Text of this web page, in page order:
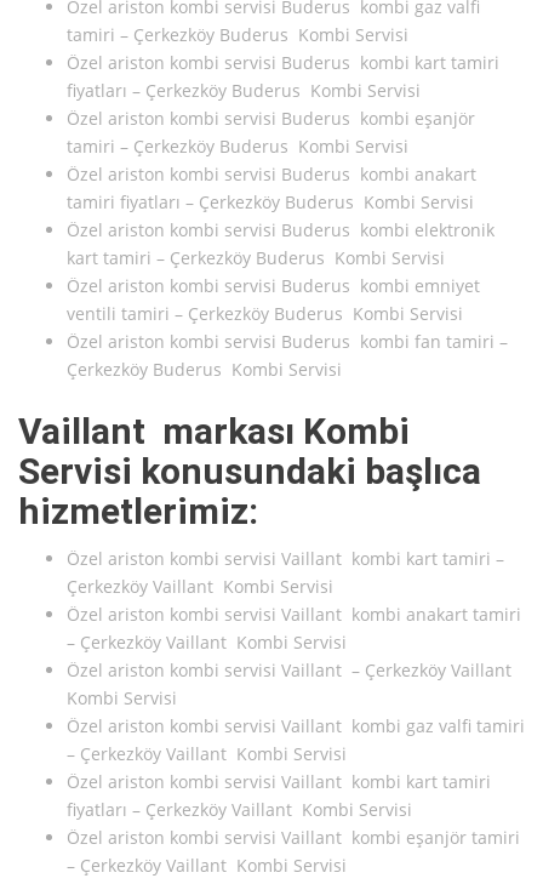
Özel ariston kombi servisi Buderus kombi gaz valfi
tamiri – Çerkezköy Buderus Kombi Servisi
Özel ariston kombi servisi Buderus kombi kart tamiri
fiyatları – Çerkezköy Buderus Kombi Servisi
Özel ariston kombi servisi Buderus kombi eşanjör
tamiri – Çerkezköy Buderus Kombi Servisi
Özel ariston kombi servisi Buderus kombi anakart
tamiri fiyatları – Çerkezköy Buderus Kombi Servisi
Özel ariston kombi servisi Buderus kombi elektronik
kart tamiri – Çerkezköy Buderus Kombi Servisi
Özel ariston kombi servisi Buderus kombi emniyet
ventili tamiri – Çerkezköy Buderus Kombi Servisi
Özel ariston kombi servisi Buderus kombi fan tamiri –
Çerkezköy Buderus Kombi Servisi
Vaillant markası Kombi
Servisi konusundaki başlıca
hizmetlerimiz:
Özel ariston kombi servisi Vaillant kombi kart tamiri –
Çerkezköy Vaillant Kombi Servisi
Özel ariston kombi servisi Vaillant kombi anakart tamiri
– Çerkezköy Vaillant Kombi Servisi
Özel ariston kombi servisi Vaillant – Çerkezköy Vaillant
Kombi Servisi
Özel ariston kombi servisi Vaillant kombi gaz valfi tamiri
– Çerkezköy Vaillant Kombi Servisi
Özel ariston kombi servisi Vaillant kombi kart tamiri
fiyatları – Çerkezköy Vaillant Kombi Servisi
Özel ariston kombi servisi Vaillant kombi eşanjör tamiri
– Çerkezköy Vaillant Kombi Servisi